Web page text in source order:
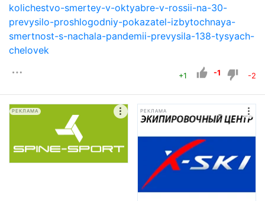
kolichestvo-smertey-v-oktyabre-v-rossii-na-30-
prevysilo-proshlogodniy-pokazatel-izbytochnaya-
smertnost-s-nachala-pandemii-prevysila-138-tysyach-
chelovek
+1 -1 -2
РЕКЛАМА РЕКЛАМА